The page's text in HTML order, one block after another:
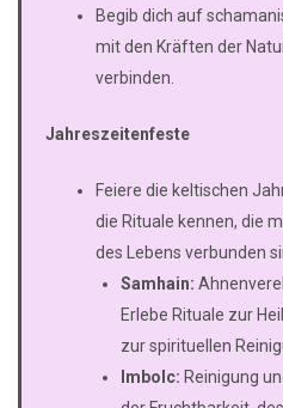
Begib dich auf
mit den Kräften der
verbinden.
Jahreszeitenfeste
Feiere die keltischen
die Rituale kennen, die
des Lebens verbunden
Samhain:
Erlebe Rituale zur
zur spirituellen
Imbolc: Reinigung